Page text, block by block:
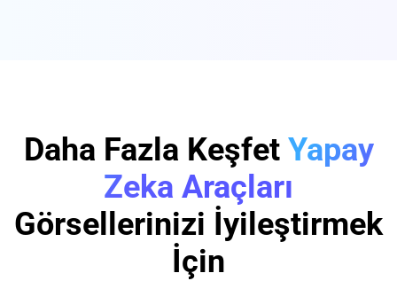
Daha Fazla Keşfet Yapay
Zeka Araçları
Görsellerinizi İyileştirmek
İçin